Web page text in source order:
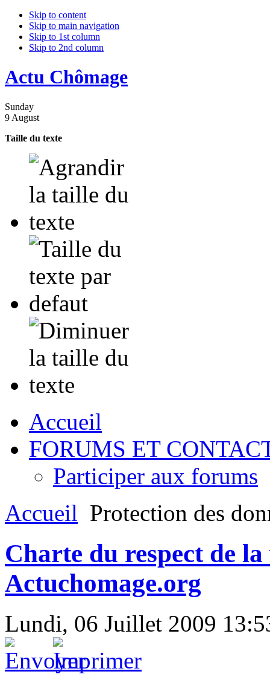
Skip to content
Skip to main navigation
Skip to 1st column
Skip to 2nd column
Actu Chômage
Sunday
9 August
Taille du texte
Accueil
FORUMS ET
Participer aux forums
Accueil Protection des
Charte du respect de
Actuchomage.org
Lundi, 06 Juillet 2009